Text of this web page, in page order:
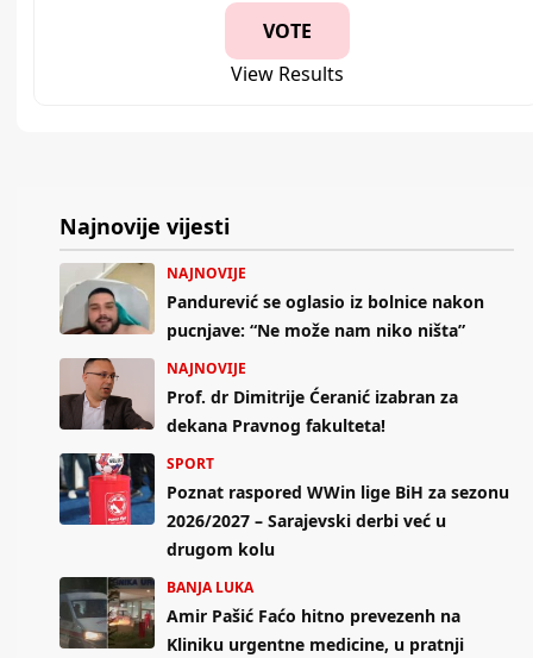
View Results
Najnovije vijesti
NAJNOVIJE
Pandurević se oglasio iz bolnice nakon
pucnjave: “Ne može nam niko ništa”
NAJNOVIJE
Prof. dr Dimitrije Ćeranić izabran za
dekana Pravnog fakulteta!
SPORT
Poznat raspored WWin lige BiH za sezonu
2026/2027 – Sarajevski derbi već u
drugom kolu
BANJA LUKA
Amir Pašić Faćo hitno prevezenh na
Kliniku urgentne medicine, u pratnji